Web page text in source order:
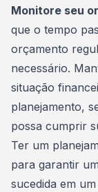
Monitore seu
que o tempo
orçamento
necessário.
situação
planejamento,
possa cumprir
Ter um
para garantir
sucedida em um